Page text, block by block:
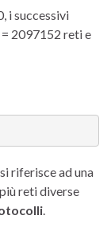
i successivi
2097152 reti e
riferisce ad una
reti diverse
.